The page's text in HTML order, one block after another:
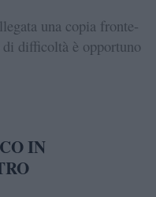
una copia fronte-
difficoltà è opportuno
IN